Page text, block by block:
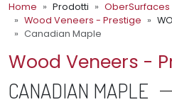
Home Prodotti
OberSurfaces
Wood Veneers - Prestige
Canadian Maple
Wood Veneers -
CANADIAN MAPLE